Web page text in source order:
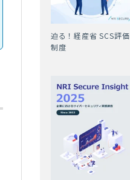
迫る！経産省 SCS評価
制度